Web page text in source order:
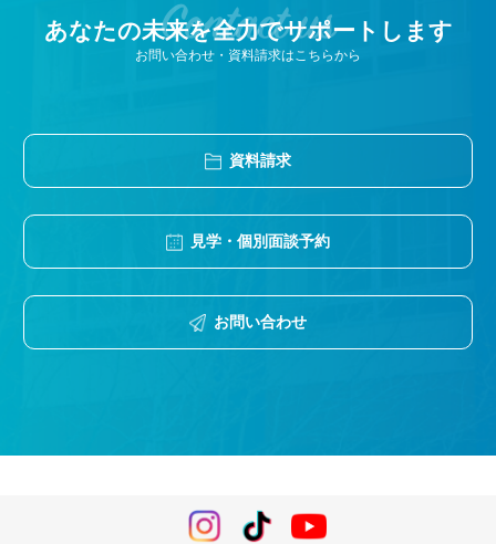
あなたの未来を全力でサポートします
Contact us
お問い合わせ・資料請求はこちらから
資料請求
見学・個別面談予約
お問い合わせ